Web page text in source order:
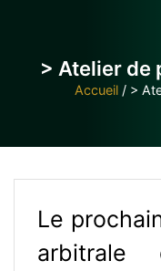
> Atelier de
Accueil/ >
Le
arbitrale